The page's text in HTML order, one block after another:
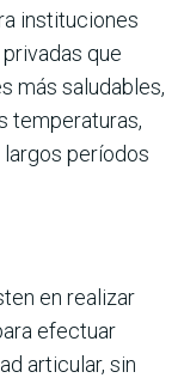
instituciones
que
más saludables,
temperaturas,
períodos
en realizar
efectuar
articular, sin